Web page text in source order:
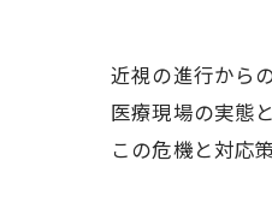
近視の進行から
医療現場の実態
この危機と対応